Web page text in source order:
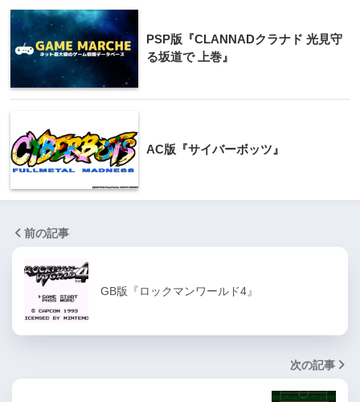
PSP版『CLANNADクラナド 光見守
る坂道で 上巻』
AC版『サイバーボッツ』
前の記事
GB版『ロックマンワールド4』
次の記事